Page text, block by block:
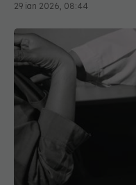
29 ian 2026, 08:44